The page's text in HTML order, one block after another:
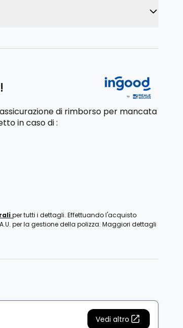
di rimborso per mancata
in caso di:
per tutti i dettagli. Effettuando l'acquisto
per la gestione della polizza. Maggiori dettagli
Vedi altro